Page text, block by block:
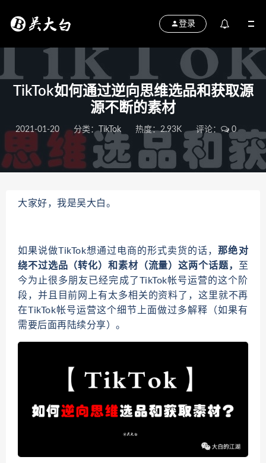
登录
TikTok如何通过逆向思维选品和获取源
源不断的素材
2021-01-20 分类：TikTok 热度：2.93K 评论： 0
大家好，我是吴大白。
如果说做TikTok想通过电商的形式卖货的话， 那绝对
绕不过选品（转化）和素材（流量）这两个话题，
至
今为止很多朋友已经完成了TikTok帐号运营的这个阶
段，并且目前网上有太多相关的资料了，这里就不再
在TikTok帐号运营这个细节上面做过多解释（如果有
需要后面再陆续分享）。